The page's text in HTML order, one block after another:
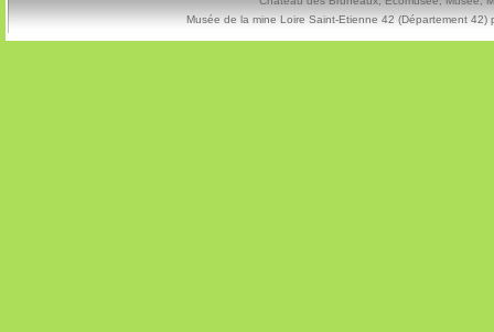
Musée de la mine Loire Saint-Etienne 42 (Département